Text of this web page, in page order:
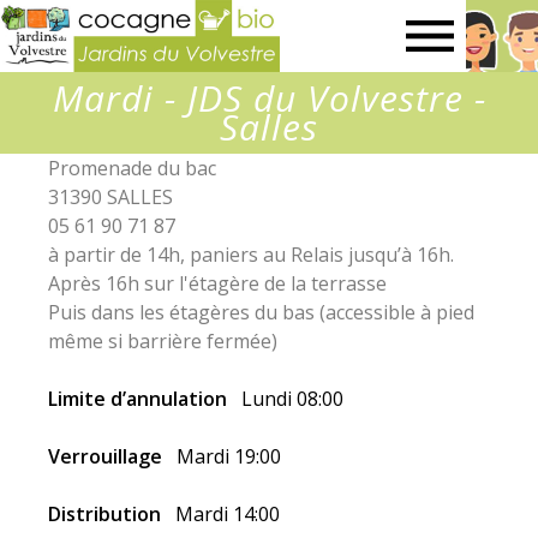
du
Mardi - JDS du Volvestre -
Salles
Promenade du bac
31390 SALLES
05 61 90 71 87
à partir de 14h, paniers au Relais jusqu’à 16h.
Après 16h sur l'étagère de la terrasse
Puis dans les étagères du bas (accessible à pied
même si barrière fermée)
Limite d’annulation Lundi 08:00
Verrouillage Mardi 19:00
Distribution Mardi 14:00